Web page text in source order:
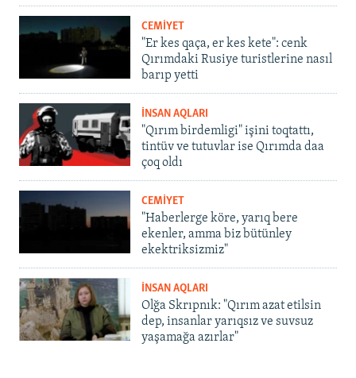
CEMİYET
"Er kes qaça, er kes kete": cenk
Qırımdaki Rusiye turistlerine nasıl
barıp yetti
İNSAN AQLARI
"Qırım birdemligi" işini toqtattı,
tintüv ve tutuvlar ise Qırımda daa
çoq oldı
CEMİYET
"Haberlerge köre, yarıq bere
ekenler, amma biz bütünley
ekektriksizmiz"
İNSAN AQLARI
Olğa Skrıpnık: "Qırım azat etilsin
dep, insanlar yarıqsız ve suvsuz
yaşamağa azırlar"